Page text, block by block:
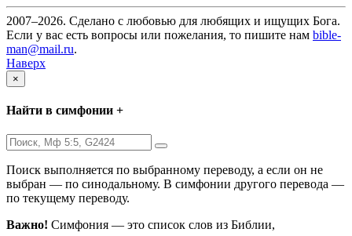
2007–2026. Сделано с любовью для любящих и ищущих Бога.
Если у вас есть вопросы или пожелания, то пишите нам bible-
man@mail.ru.
Наверх
×
Найти в симфонии +
Поиск выполняется по выбранному переводу, а если он не
выбран — по синодальному. В симфонии другого перевода —
по текущему переводу.
Важно! Симфония — это список слов из Библии,